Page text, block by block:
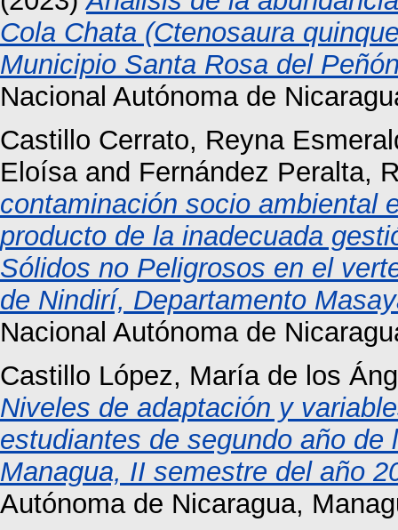
Cola Chata (Ctenosaura
Municipio Santa Rosa del
Nacional Autónoma de
Castillo Cerrato, Reyna
Eloísaand Fernández Peralta,
contaminación socio ambiental
producto de la inadecuada
Sólidos no Peligrosos en el
de Nindirí, Departamento
Nacional Autónoma de
Castillo López, María de los
Niveles de adaptación y
estudiantes de segundo año
Managua, II semestre del año
Autónoma de Nicaragua,